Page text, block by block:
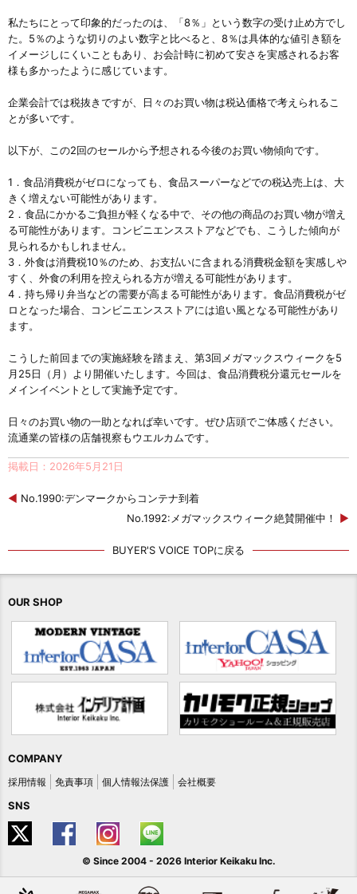
私たちにとって印象的だったのは、「8％」という数字の受け止め方でし
た。5％のような切りのよい数字と比べると、8％は具体的な値引き額を
イメージしにくいこともあり、お会計時に初めて安さを実感されるお客
様も多かったように感じています。
企業会計では税抜きですが、日々のお買い物は税込価格で考えられるこ
とが多いです。
以下が、この2回のセールから予想される今後のお買い物傾向です。
1．食品消費税がゼロになっても、食品スーパーなどでの税込売上は、大
きく増えない可能性があります。
2．食品にかかるご負担が軽くなる中で、その他の商品のお買い物が増え
る可能性があります。コンビニエンスストアなどでも、こうした傾向が
見られるかもしれません。
3．外食は消費税10％のため、お支払いに含まれる消費税金額を実感しや
すく、外食の利用を控えられる方が増える可能性があります。
4．持ち帰り弁当などの需要が高まる可能性があります。食品消費税がゼ
ロとなった場合、コンビニエンスストアには追い風となる可能性があり
ます。
こうした前回までの実施経験を踏まえ、第3回メガマックスウィークを5
月25日（月）より開催いたします。今回は、食品消費税分還元セールを
メインイベントとして実施予定です。
日々のお買い物の一助となれば幸いです。ぜひ店頭でご体感ください。
流通業の皆様の店舗視察もウエルカムです。
掲載日：2026年5月21日
◀ No.1990:デンマークからコンテナ到着
No.1992:メガマックスウィーク絶賛開催中！ ▶
BUYER'S VOICE TOPに戻る
OUR SHOP
COMPANY
採用情報 免責事項 個人情報法保護 会社概要
SNS
© Since 2004 - 2026 Interior Keikaku Inc.